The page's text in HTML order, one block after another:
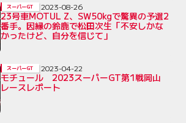
23号車MOTUL Z、SW50kgで驚異の予選2
番手。因縁の鈴鹿で松田次生「不安しかな
かったけど、自分を信じて」
スーパーGT 2023-08-26
モチュール 2023スーパーGT第1戦岡山
レースレポート
スーパーGT 2023-04-22